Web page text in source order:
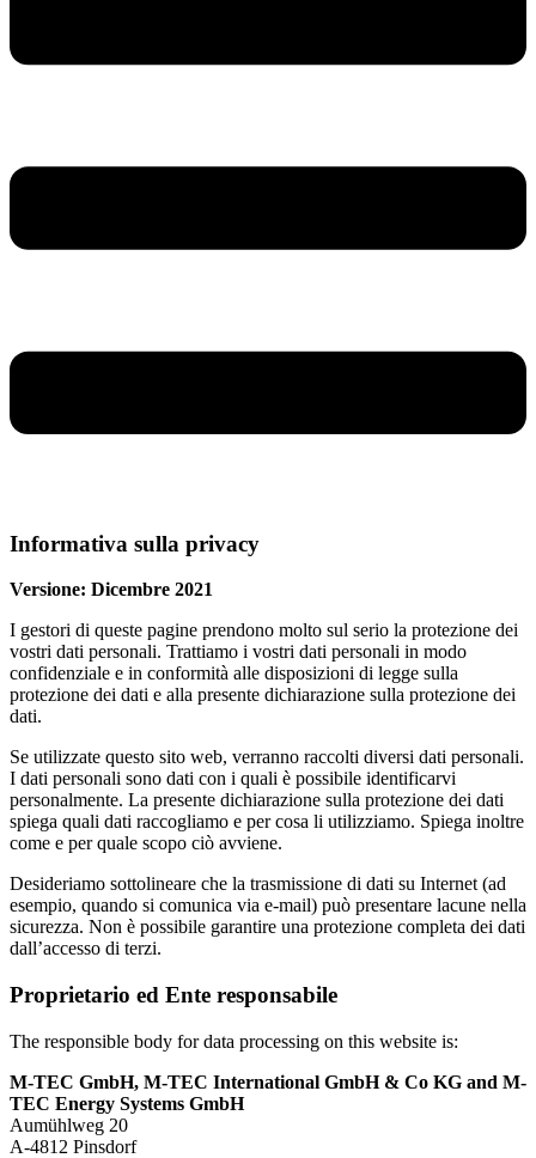
Informativa sulla privacy
Versione: Dicembre 2021
I gestori di queste pagine prendono molto sul serio la protezione dei
vostri dati personali. Trattiamo i vostri dati personali in modo
confidenziale e in conformità alle disposizioni di legge sulla
protezione dei dati e alla presente dichiarazione sulla protezione dei
dati.
Se utilizzate questo sito web, verranno raccolti diversi dati personali.
I dati personali sono dati con i quali è possibile identificarvi
personalmente. La presente dichiarazione sulla protezione dei dati
spiega quali dati raccogliamo e per cosa li utilizziamo. Spiega inoltre
come e per quale scopo ciò avviene.
Desideriamo sottolineare che la trasmissione di dati su Internet (ad
esempio, quando si comunica via e-mail) può presentare lacune nella
sicurezza. Non è possibile garantire una protezione completa dei dati
dall’accesso di terzi.
Proprietario ed Ente responsabile
The responsible body for data processing on this website is:
M-TEC GmbH, M-TEC International GmbH & Co KG and M-
TEC Energy Systems GmbH
Aumühlweg 20
A-4812 Pinsdorf